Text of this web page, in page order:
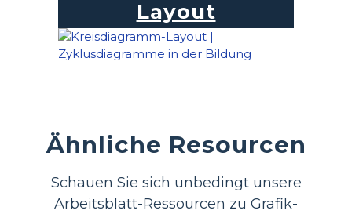
Layout
Ähnliche Resourcen
Schauen Sie sich unbedingt unsere
Arbeitsblatt-Ressourcen zu Grafik-